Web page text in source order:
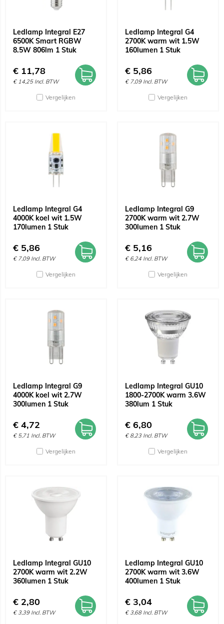
Ledlamp Integral E27
6500K Smart RGBW
8.5W 806lm 1 Stuk
€ 11,78
€ 14,25 Incl. BTW
Vergelijken
Ledlamp Integral G4
2700K warm wit 1.5W
160lumen 1 Stuk
€ 5,86
€ 7,09 Incl. BTW
Vergelijken
Ledlamp Integral G4
4000K koel wit 1.5W
170lumen 1 Stuk
€ 5,86
€ 7,09 Incl. BTW
Vergelijken
Ledlamp Integral G9
2700K warm wit 2.7W
300lumen 1 Stuk
€ 5,16
€ 6,24 Incl. BTW
Vergelijken
Ledlamp Integral G9
4000K koel wit 2.7W
300lumen 1 Stuk
€ 4,72
€ 5,71 Incl. BTW
Vergelijken
Ledlamp Integral GU10
1800-2700K warm 3.6W
380lum 1 Stuk
€ 6,80
€ 8,23 Incl. BTW
Vergelijken
Ledlamp Integral GU10
2700K warm wit 2.2W
360lumen 1 Stuk
€ 2,80
€ 3,39 Incl. BTW
Ledlamp Integral GU10
2700K warm wit 3.6W
400lumen 1 Stuk
€ 3,04
€ 3,68 Incl. BTW